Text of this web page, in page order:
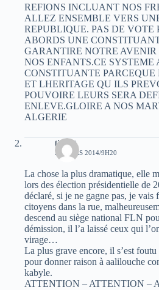
REFIONS INCLUANT NOS
ALLEZ ENSEMBLE VERS
REPUBLIQUE. PAS DE VOTE
ABORDS UNE
GARANTIRE NOTRE AVENIR
NOS ENFANTS.CE SYSTEME
CONSTITUANTE PARCEQUE
ET LHERITAGE QU ILS
POUVOIRE LEURS SERA
ENLEVE.GLOIRE A NOS
ALGERIE
tiddet
21 MARS 2014/9H20
La chose la plus dramatique, elle
lors des élection présidentielle de
déclaré, si je ne gagne pas, je vais
citoyens dans la rue,
descend au siège national FLN
démission, il l’a laissé ceux qui
virage…
La plus grave encore, il s’est
pour donner raison à aalilouche
kabyle.
ATTENTION – ATTENTION –